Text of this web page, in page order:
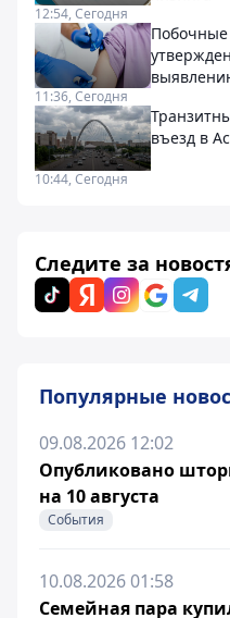
12:54, Сегодня
Побочные
11:36, Сегодня
въезд в
10:44, Сегодня
Следите за
Популярные
09.08.2026 12:02
Опубликовано
на 10 августа
События
10.08.2026 01:58
Семейная пара